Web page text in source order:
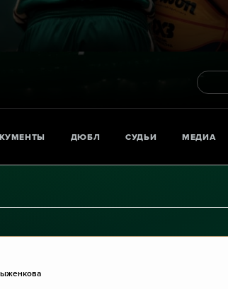
ДЮБЛ СУДЬИ МЕДИА